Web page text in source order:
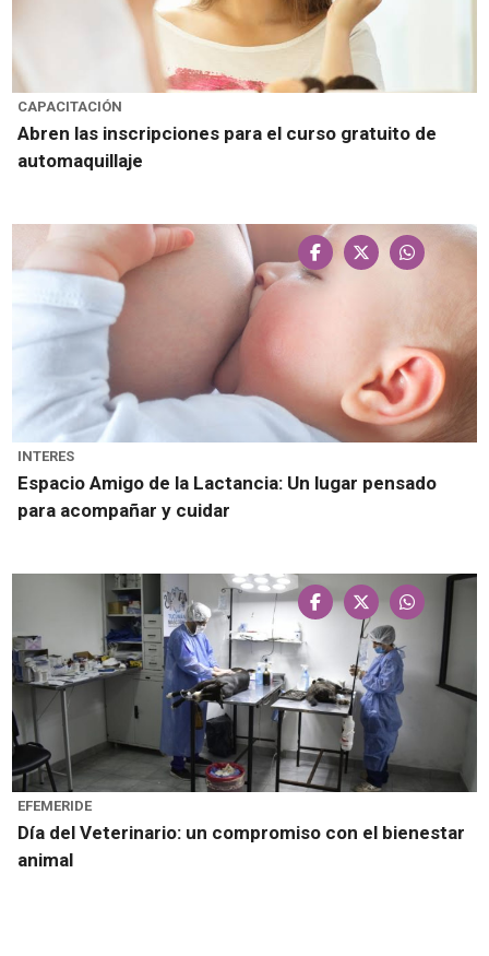
CAPACITACIÓN
Abren las inscripciones para el curso gratuito de
automaquillaje
INTERES
Espacio Amigo de la Lactancia: Un lugar pensado
para acompañar y cuidar
EFEMERIDE
Día del Veterinario: un compromiso con el bienestar
animal